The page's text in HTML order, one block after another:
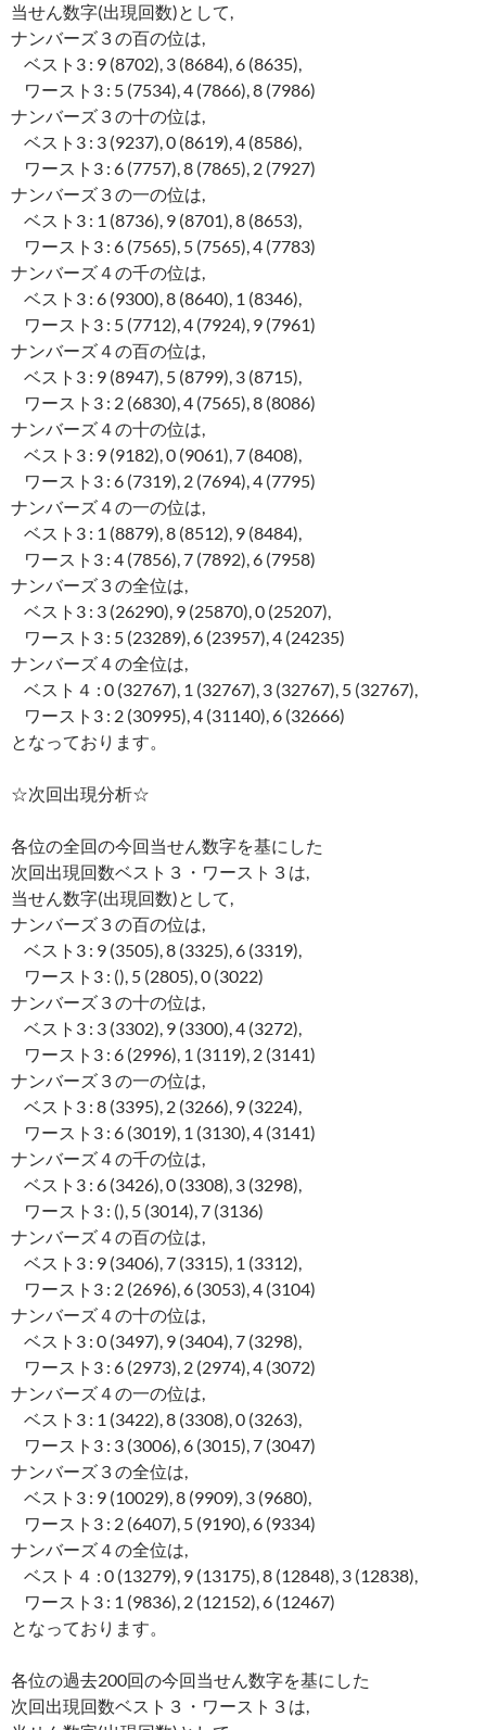
当せん数字(出現回数)として,
ナンバーズ３の百の位は,
ベスト3 : 9 (8702), 3 (8684), 6 (8635),
ワースト3 : 5 (7534), 4 (7866), 8 (7986)
ナンバーズ３の十の位は,
ベスト3 : 3 (9237), 0 (8619), 4 (8586),
ワースト3 : 6 (7757), 8 (7865), 2 (7927)
ナンバーズ３の一の位は,
ベスト3 : 1 (8736), 9 (8701), 8 (8653),
ワースト3 : 6 (7565), 5 (7565), 4 (7783)
ナンバーズ４の千の位は,
ベスト3 : 6 (9300), 8 (8640), 1 (8346),
ワースト3 : 5 (7712), 4 (7924), 9 (7961)
ナンバーズ４の百の位は,
ベスト3 : 9 (8947), 5 (8799), 3 (8715),
ワースト3 : 2 (6830), 4 (7565), 8 (8086)
ナンバーズ４の十の位は,
ベスト3 : 9 (9182), 0 (9061), 7 (8408),
ワースト3 : 6 (7319), 2 (7694), 4 (7795)
ナンバーズ４の一の位は,
ベスト3 : 1 (8879), 8 (8512), 9 (8484),
ワースト3 : 4 (7856), 7 (7892), 6 (7958)
ナンバーズ３の全位は,
ベスト3 : 3 (26290), 9 (25870), 0 (25207),
ワースト3 : 5 (23289), 6 (23957), 4 (24235)
ナンバーズ４の全位は,
ベスト４ : 0 (32767), 1 (32767), 3 (32767), 5 (32767),
ワースト3 : 2 (30995), 4 (31140), 6 (32666)
となっております。
☆次回出現分析☆
各位の全回の今回当せん数字を基にした
次回出現回数ベスト３・ワースト３は,
当せん数字(出現回数)として,
ナンバーズ３の百の位は,
ベスト3 : 9 (3505), 8 (3325), 6 (3319),
ワースト3 : (), 5 (2805), 0 (3022)
ナンバーズ３の十の位は,
ベスト3 : 3 (3302), 9 (3300), 4 (3272),
ワースト3 : 6 (2996), 1 (3119), 2 (3141)
ナンバーズ３の一の位は,
ベスト3 : 8 (3395), 2 (3266), 9 (3224),
ワースト3 : 6 (3019), 1 (3130), 4 (3141)
ナンバーズ４の千の位は,
ベスト3 : 6 (3426), 0 (3308), 3 (3298),
ワースト3 : (), 5 (3014), 7 (3136)
ナンバーズ４の百の位は,
ベスト3 : 9 (3406), 7 (3315), 1 (3312),
ワースト3 : 2 (2696), 6 (3053), 4 (3104)
ナンバーズ４の十の位は,
ベスト3 : 0 (3497), 9 (3404), 7 (3298),
ワースト3 : 6 (2973), 2 (2974), 4 (3072)
ナンバーズ４の一の位は,
ベスト3 : 1 (3422), 8 (3308), 0 (3263),
ワースト3 : 3 (3006), 6 (3015), 7 (3047)
ナンバーズ３の全位は,
ベスト3 : 9 (10029), 8 (9909), 3 (9680),
ワースト3 : 2 (6407), 5 (9190), 6 (9334)
ナンバーズ４の全位は,
ベスト４ : 0 (13279), 9 (13175), 8 (12848), 3 (12838),
ワースト3 : 1 (9836), 2 (12152), 6 (12467)
となっております。
各位の過去200回の今回当せん数字を基にした
次回出現回数ベスト３・ワースト３は,